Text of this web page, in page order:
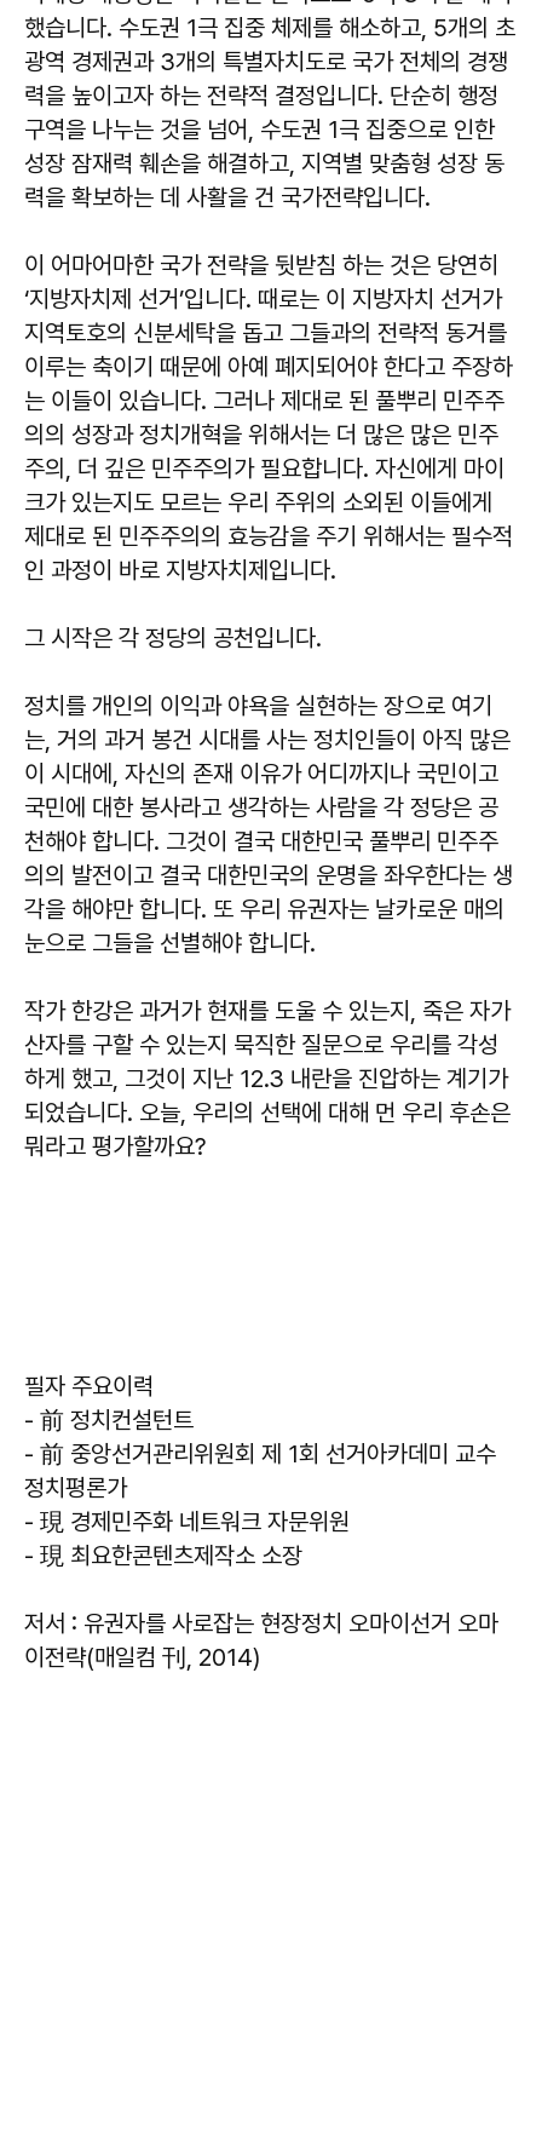
했습니다. 수도권 1극 집중 체제를 해소하고, 5개의 초
광역 경제권과 3개의 특별자치도로 국가 전체의 경쟁
력을 높이고자 하는 전략적 결정입니다. 단순히 행정
구역을 나누는 것을 넘어, 수도권 1극 집중으로 인한
성장 잠재력 훼손을 해결하고, 지역별 맞춤형 성장 동
력을 확보하는 데 사활을 건 국가전략입니다.
이 어마어마한 국가 전략을 뒷받침 하는 것은 당연히
‘지방자치제 선거’입니다. 때로는 이 지방자치 선거가
지역토호의 신분세탁을 돕고 그들과의 전략적 동거를
이루는 축이기 때문에 아예 폐지되어야 한다고 주장하
는 이들이 있습니다. 그러나 제대로 된 풀뿌리 민주주
의의 성장과 정치개혁을 위해서는 더 많은 많은 민주
주의, 더 깊은 민주주의가 필요합니다. 자신에게 마이
크가 있는지도 모르는 우리 주위의 소외된 이들에게
제대로 된 민주주의의 효능감을 주기 위해서는 필수적
인 과정이 바로 지방자치제입니다.
그 시작은 각 정당의 공천입니다.
정치를 개인의 이익과 야욕을 실현하는 장으로 여기
는, 거의 과거 봉건 시대를 사는 정치인들이 아직 많은
이 시대에, 자신의 존재 이유가 어디까지나 국민이고
국민에 대한 봉사라고 생각하는 사람을 각 정당은 공
천해야 합니다. 그것이 결국 대한민국 풀뿌리 민주주
의의 발전이고 결국 대한민국의 운명을 좌우한다는 생
각을 해야만 합니다. 또 우리 유권자는 날카로운 매의
눈으로 그들을 선별해야 합니다.
작가 한강은 과거가 현재를 도울 수 있는지, 죽은 자가
산자를 구할 수 있는지 묵직한 질문으로 우리를 각성
하게 했고, 그것이 지난 12.3 내란을 진압하는 계기가
되었습니다. 오늘, 우리의 선택에 대해 먼 우리 후손은
뭐라고 평가할까요?
필자 주요이력
- 前 정치컨설턴트
- 前 중앙선거관리위원회 제 1회 선거아카데미 교수
정치평론가
- 現 경제민주화 네트워크 자문위원
- 現 최요한콘텐츠제작소 소장
저서 : 유권자를 사로잡는 현장정치 오마이선거 오마
이전략(매일컴 刊, 2014)